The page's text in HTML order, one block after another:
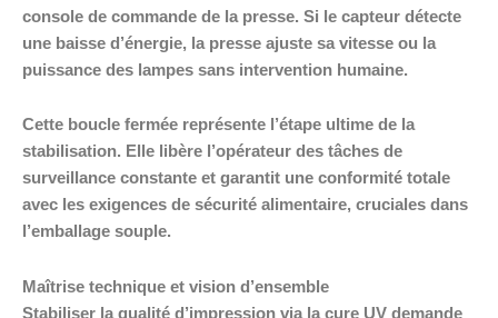
console de commande de la presse. Si le capteur détecte
une baisse d’énergie, la presse ajuste sa vitesse ou la
puissance des lampes sans intervention humaine.
Cette boucle fermée représente l’étape ultime de la
stabilisation. Elle libère l’opérateur des tâches de
surveillance constante et garantit une conformité totale
avec les exigences de sécurité alimentaire, cruciales dans
l’emballage souple.
Maîtrise technique et vision d’ensemble
Stabiliser la qualité d’impression via la cure UV demande